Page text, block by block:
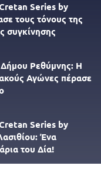
Series by
τους τόνους της
συγκίνησης
Ρεθύμνης: Η
Αγώνες πέρασε
Series by
Ένα
του Δία!